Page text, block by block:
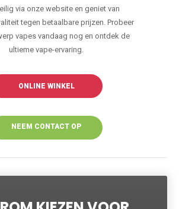
via onze website en geniet van
tegen betaalbare prijzen. Probeer
vapes vandaag nog en ontdek de
ultieme vape-ervaring.
ONLINE WINKEL
NEEM CONTACT OP